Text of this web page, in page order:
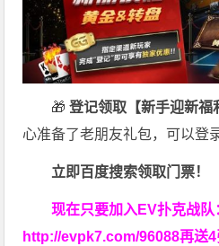
🎁 登记领取【新手迎新福
心准备了老朋友礼包，可以登
立即百度搜索领取门票！
现在只要加入EV扑克战队
http://evpk7.com/96088再送4